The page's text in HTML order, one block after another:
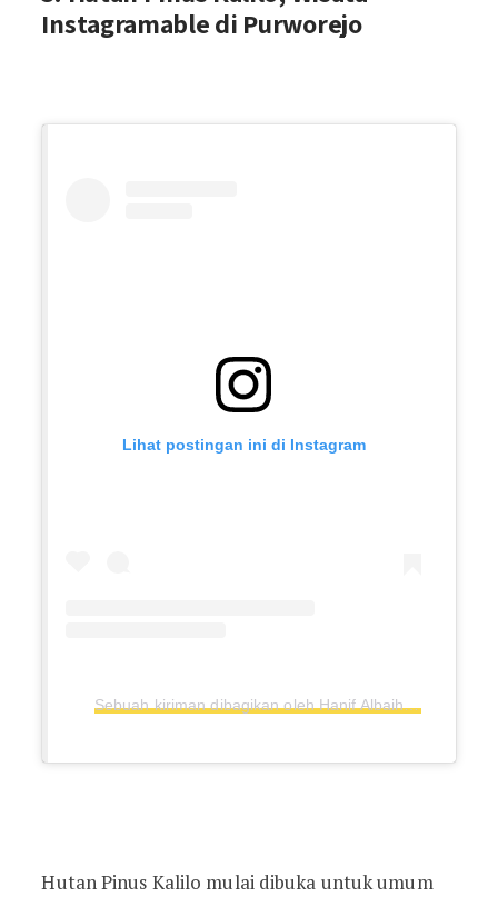
Instagramable di Purworejo
Lihat postingan ini di Instagram
Sebuah kiriman dibagikan oleh Hanif Albaihaqi (@hanifalbaihaqi)
Hutan Pinus Kalilo mulai dibuka untuk umum